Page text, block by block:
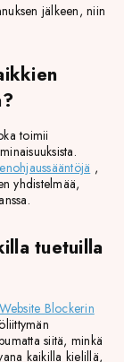
jälkeen, niin
toimii
,
yhdistelmää,
tuetuilla
Website Blockerin
siitä, minkä
kaikilla kielillä,